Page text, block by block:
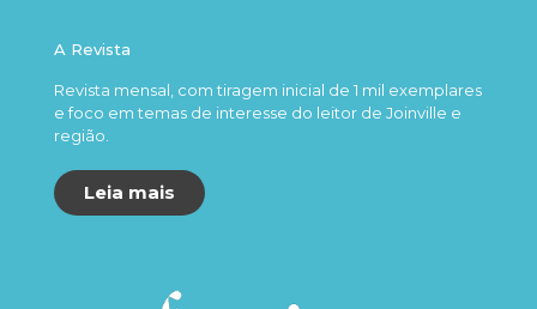
A Revista
Revista mensal, com tiragem inicial de 1 mil exemplares
e foco em temas de interesse do leitor de Joinville e
região.
Leia mais